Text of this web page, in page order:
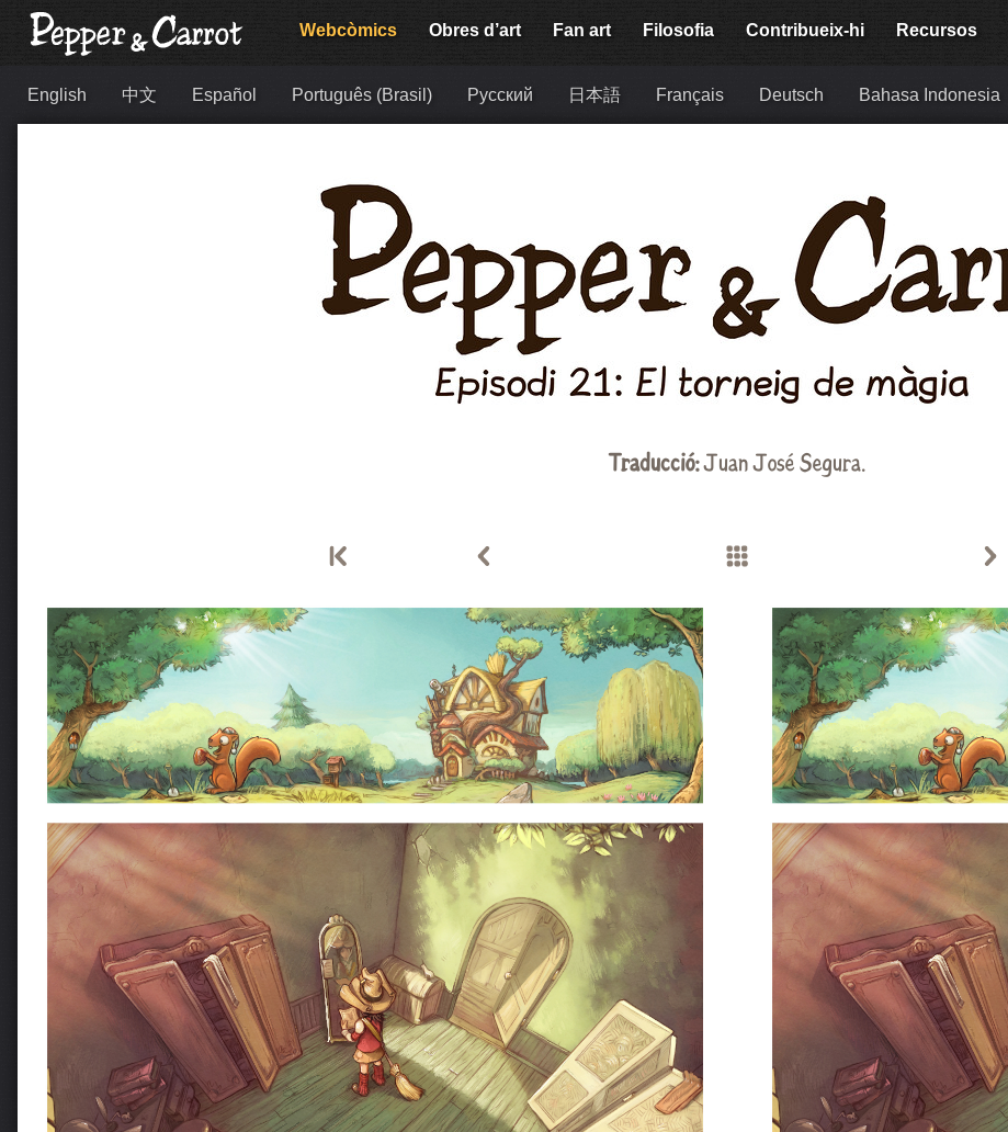
Webcòmics Obres d’art Fan art Filosofia Contribueix-hi Recursos
English 中文 Español Português (Brasil) Русский 日本語 Français Deutsch Bahasa Indonesia
Traducció:Juan José Segura.